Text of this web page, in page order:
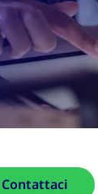
Contattaci